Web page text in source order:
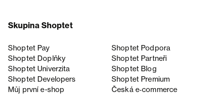
Skupina Shoptet
Shoptet Pay
Shoptet Podpora
Shoptet Doplňky
Shoptet Partneři
Shoptet Univerzita
Shoptet Blog
Shoptet Developers
Shoptet Premium
Můj první e-shop
Česká e‑commerce